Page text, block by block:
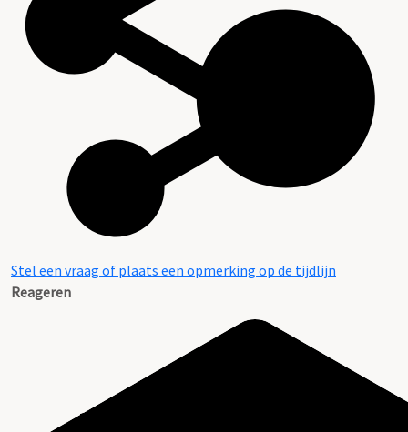
Stel een vraag of plaats een opmerking op de tijdlijn
Reageren